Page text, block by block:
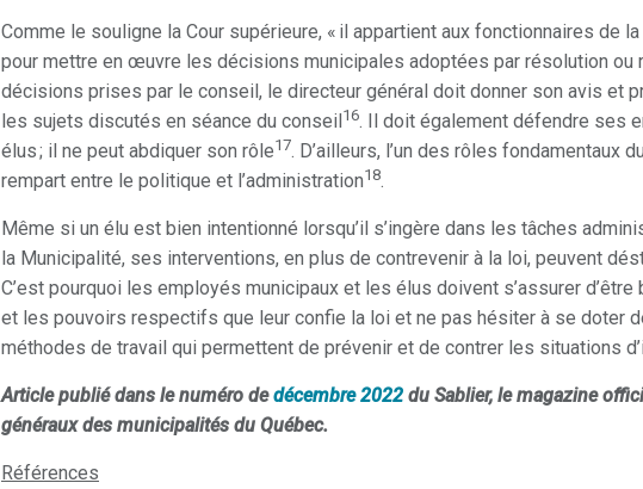
Comme le souligne la Cour supérieure, « il appartient aux fonctionnaires de
pour mettre en œuvre les décisions municipales adoptées par résolution ou
décisions prises par le conseil, le directeur général doit donner son avis et
les sujets discutés en séance du conseil 16. Il doit également défendre ses
élus ; il ne peut abdiquer son rôle17. D’ailleurs, l’un des rôles fondamentaux
rempart entre le politique et l’administration18.
Même si un élu est bien intentionné lorsqu’il s’ingère dans les tâches
la Municipalité, ses interventions, en plus de contrevenir à la loi, peuvent
C’est pourquoi les employés municipaux et les élus doivent s’assurer
et les pouvoirs respectifs que leur confie la loi et ne pas hésiter à se doter
méthodes de travail qui permettent de prévenir et de contrer les situations
Article publié dans le numéro dedécembre 2022 du Sablier, le magazine
généraux des municipalités du Québec.
Références